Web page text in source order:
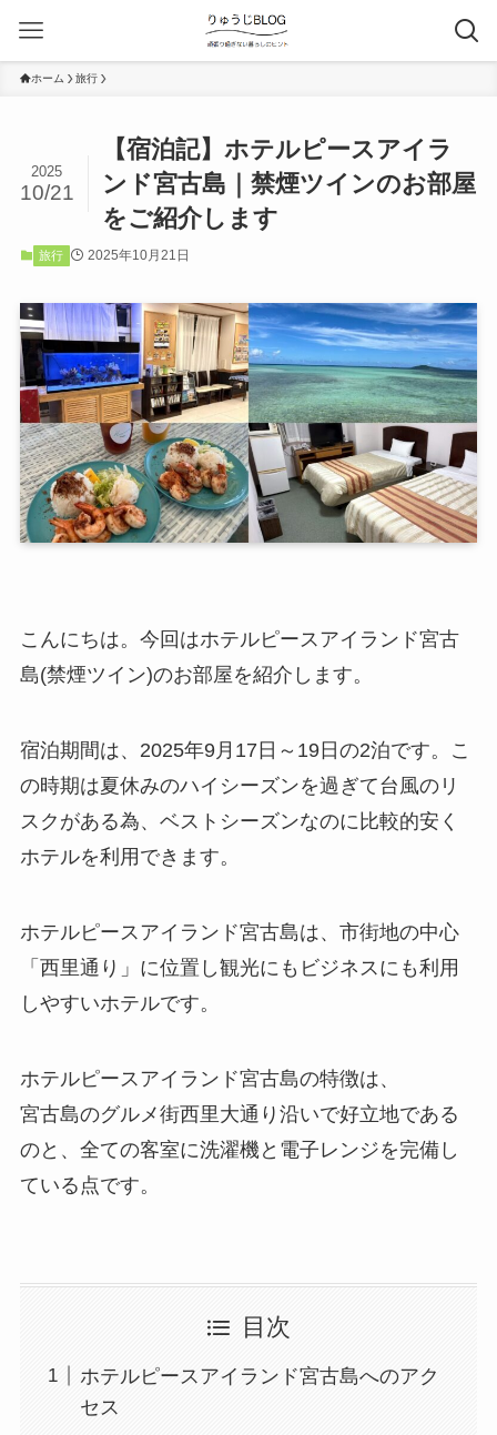
ホーム 旅行
【宿泊記】ホテルピースアイラ
ンド宮古島｜禁煙ツインのお部屋
をご紹介します
2025
10/21
旅行 2025年10月21日
こんにちは。今回はホテルピースアイランド宮古
島(禁煙ツイン)のお部屋を紹介します。
宿泊期間は、2025年9月17日～19日の2泊です。こ
の時期は夏休みのハイシーズンを過ぎて台風のリ
スクがある為、ベストシーズンなのに比較的安く
ホテルを利用できます。
ホテルピースアイランド宮古島は、市街地の中心
「西里通り」に位置し観光にもビジネスにも利用
しやすいホテルです。
ホテルピースアイランド宮古島の特徴は、
宮古島のグルメ街西里大通り沿いで好立地である
のと、全ての客室に洗濯機と電子レンジを完備し
ている点です。
目次
ホテルピースアイランド宮古島へのアク
セス